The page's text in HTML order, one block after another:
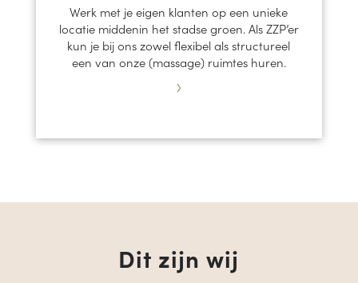
Werk met je eigen klanten op een unieke
locatie middenin het stadse groen. Als ZZP’er
kun je bij ons zowel flexibel als structureel
een van onze (massage) ruimtes huren.
›
Dit zijn wij